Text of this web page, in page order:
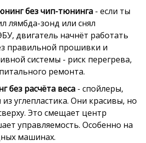
без чип-тюнинга- если ты
лямбда-зонд или снял
двигатель начнёт работать
правильной прошивки и
системы - риск перегрева,
ремонта.
без расчёта веса- спойлеры,
углепластика. Они красивы, но
Это смещает центр
управляемость. Особенно на
машинах.